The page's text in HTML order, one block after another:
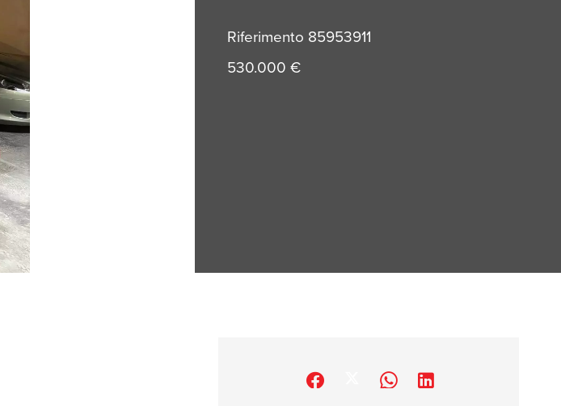
Riferimento 85953911
530.000 €